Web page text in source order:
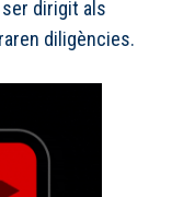
ser dirigit als
diligències.